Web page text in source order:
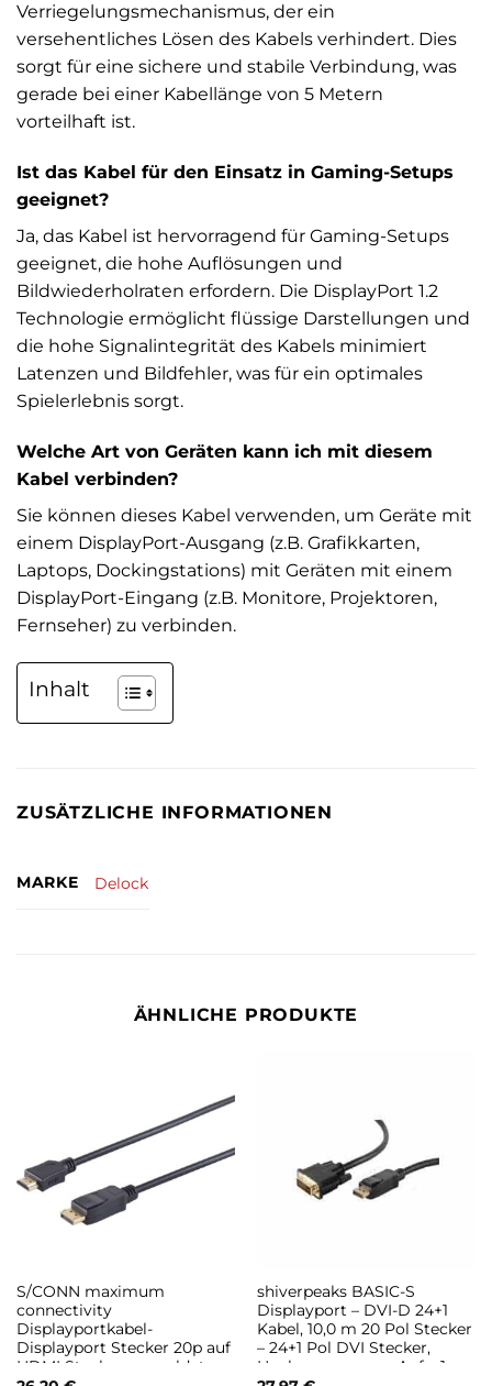
Verriegelungsmechanismus, der ein
versehentliches Lösen des Kabels verhindert. Dies
sorgt für eine sichere und stabile Verbindung, was
gerade bei einer Kabellänge von 5 Metern
vorteilhaft ist.
Ist das Kabel für den Einsatz in Gaming-Setups
geeignet?
Ja, das Kabel ist hervorragend für Gaming-Setups
geeignet, die hohe Auflösungen und
Bildwiederholraten erfordern. Die DisplayPort 1.2
Technologie ermöglicht flüssige Darstellungen und
die hohe Signalintegrität des Kabels minimiert
Latenzen und Bildfehler, was für ein optimales
Spielerlebnis sorgt.
Welche Art von Geräten kann ich mit diesem
Kabel verbinden?
Sie können dieses Kabel verwenden, um Geräte mit
einem DisplayPort-Ausgang (z.B. Grafikkarten,
Laptops, Dockingstations) mit Geräten mit einem
DisplayPort-Eingang (z.B. Monitore, Projektoren,
Fernseher) zu verbinden.
Inhalt
ZUSÄTZLICHE INFORMATIONEN
MARKE Delock
ÄHNLICHE PRODUKTE
S/CONN maximum
connectivity
Displayportkabel-
Displayport Stecker 20p auf
HDMI Stecker, vergoldete
shiverpeaks BASIC-S
Displayport – DVI-D 24+1
Kabel, 10,0 m 20 Pol Stecker
– 24+1 Pol DVI Stecker,
Haube vergossen, Auf – 1